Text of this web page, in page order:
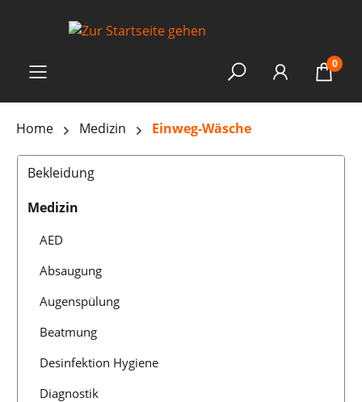
0
Home Medizin Einweg-Wäsche
Bekleidung
Medizin
AED
Absaugung
Augenspülung
Beatmung
Desinfektion Hygiene
Diagnostik